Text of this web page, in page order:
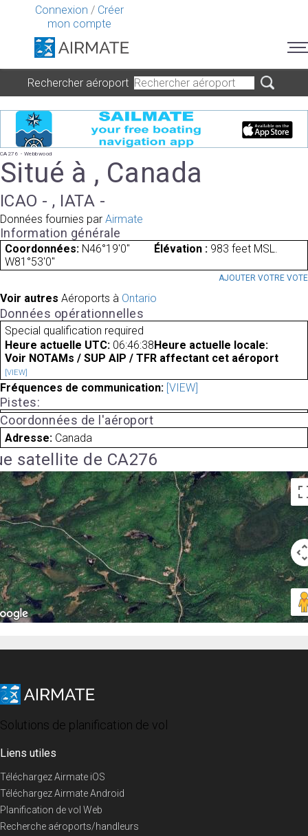
Connexion / Créer
mon compte
Rechercher aéroport
CA276 - Webbwood
Situé à , Canada
ICAO - , IATA -
Données fournies par Airmate
Information générale
Coordonnées: N46°19'0"
W81°53'0"
Élévation : 983 feet MSL.
AJOUTER VOTRE VOTE
Voir autres Aéroports à Ontario
Données opérationnelles
Special qualification required
Heure actuelle UTC: 06:46:38 Heure actuelle locale:
Voir NOTAMs / SUP AIP / TFR affectant cet aéroport
[VIEW]
Fréquences de communication: [VIEW]
Pistes:
Coordonnées de l'aéroport
Adresse: Canada
satellite de CA276
Solutions de planification de vol
Liens utiles
Téléchargez Airmate iOS
Téléchargez Airmate Android
Planification de vol Web
Recherche aéroports/handleurs